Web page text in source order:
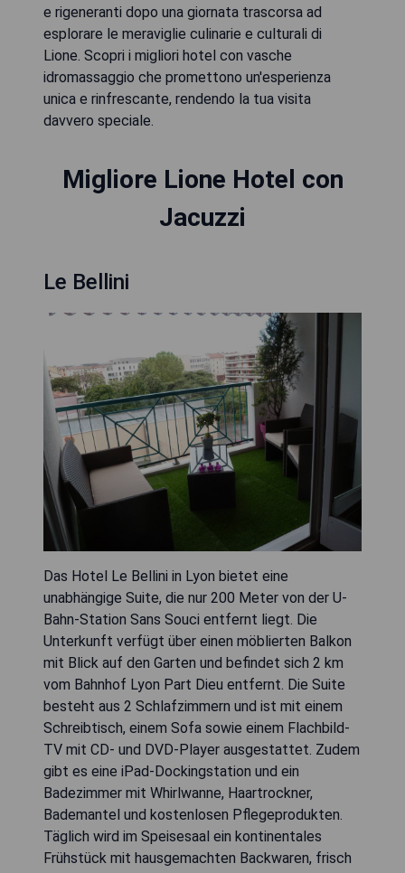
e rigeneranti dopo una giornata trascorsa ad
esplorare le meraviglie culinarie e culturali di
Lione. Scopri i migliori hotel con vasche
idromassaggio che promettono un'esperienza
unica e rinfrescante, rendendo la tua visita
davvero speciale.
Migliore Lione Hotel con
Jacuzzi
Le Bellini
Das Hotel Le Bellini in Lyon bietet eine
unabhängige Suite, die nur 200 Meter von der U-
Bahn-Station Sans Souci entfernt liegt. Die
Unterkunft verfügt über einen möblierten Balkon
mit Blick auf den Garten und befindet sich 2 km
vom Bahnhof Lyon Part Dieu entfernt. Die Suite
besteht aus 2 Schlafzimmern und ist mit einem
Schreibtisch, einem Sofa sowie einem Flachbild-
TV mit CD- und DVD-Player ausgestattet. Zudem
gibt es eine iPad-Dockingstation und ein
Badezimmer mit Whirlwanne, Haartrockner,
Bademantel und kostenlosen Pflegeprodukten.
Täglich wird im Speisesaal ein kontinentales
Frühstück mit hausgemachten Backwaren, frisch